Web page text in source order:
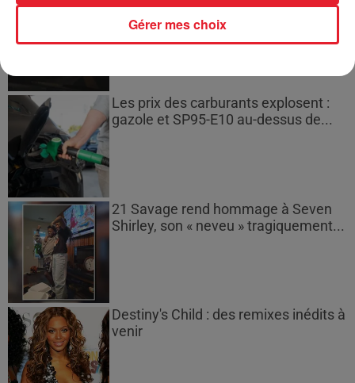
Les prix des carburants explosent :
gazole et SP95-E10 au-dessus de...
21 Savage rend hommage à Seven
Shirley, son « neveu » tragiquement...
Destiny's Child : des remixes inédits à
venir
Gérer mes choix